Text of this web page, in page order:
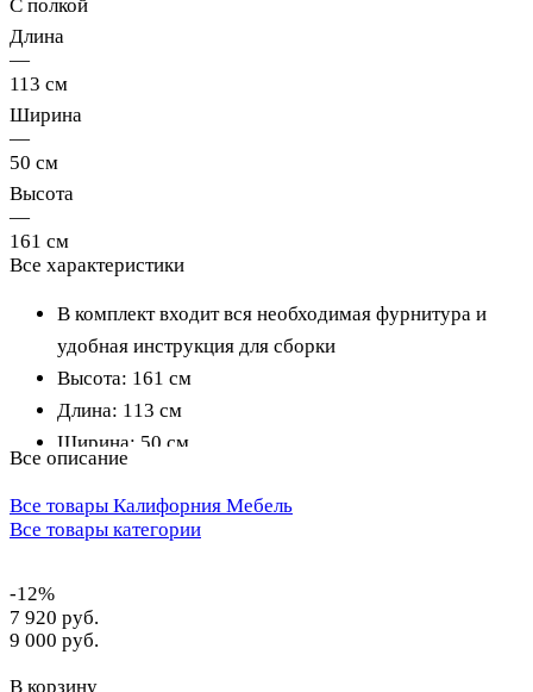
С полкой
Длина
—
113 см
Ширина
—
50 см
Высота
—
161 см
Все характеристики
В комплект входит вся необходимая фурнитура и
удобная инструкция для сборки
Высота: 161 см
Длина: 113 см
Ширина: 50 см
Размер упаковки: пакет 1: 990мм x 520мм x 45мм
пакет 2: 173мм x 50мм x 50мм
Все описание
Все товары Калифорния Мебель
Все товары категории
-12%
7 920 руб.
9 000 руб.
В корзину